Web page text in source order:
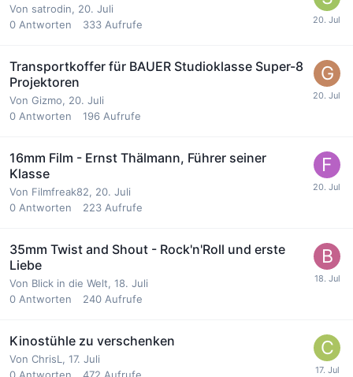
Von satrodin, 20. Juli
0 Antworten 333 Aufrufe
Transportkoffer für BAUER Studioklasse Super-8
Projektoren
Von Gizmo, 20. Juli
0 Antworten 196 Aufrufe
16mm Film - Ernst Thälmann, Führer seiner
Klasse
Von Filmfreak82, 20. Juli
0 Antworten 223 Aufrufe
35mm Twist and Shout - Rock'n'Roll und erste
Liebe
Von Blick in die Welt, 18. Juli
0 Antworten 240 Aufrufe
Kinostühle zu verschenken
Von ChrisL , 17. Juli
0 Antworten 472 Aufrufe